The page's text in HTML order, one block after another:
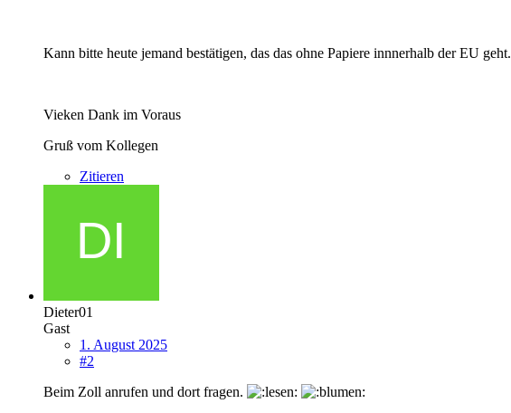
Kann bitte heute jemand bestätigen, das das ohne Papiere innnerhalb der EU geht.
Vieken Dank im Voraus
Gruß vom Kollegen
Zitieren
Dieter01
Gast
1. August 2025
#2
Beim Zoll anrufen und dort fragen.